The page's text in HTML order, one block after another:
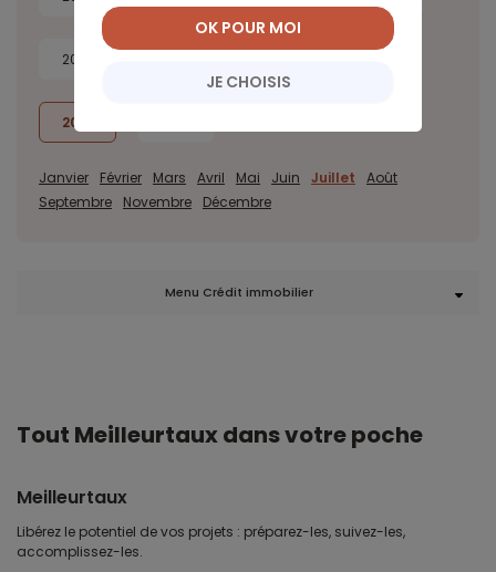
2022
2018
Janvier Février Mars Avril Mai Juin Juillet
Août
Septembre
Novembre Décembre
Menu Crédit immobilier
Tout Meilleurtaux dans votre poche
Meilleurtaux
Libérez le potentiel de vos projets : préparez-les, suivez-les,
accomplissez-les.
JE CHOISIS
OK POUR MOI